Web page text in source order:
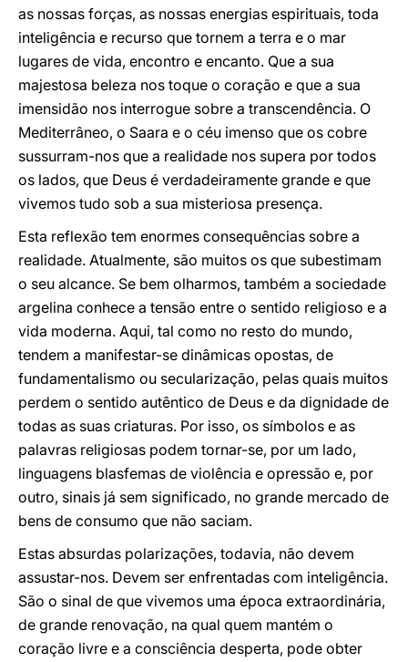
as nossas forças, as nossas energias espirituais, toda
inteligência e recurso que tornem a terra e o mar
lugares de vida, encontro e encanto. Que a sua
majestosa beleza nos toque o coração e que a sua
imensidão nos interrogue sobre a transcendência. O
Mediterrâneo, o Saara e o céu imenso que os cobre
sussurram-nos que a realidade nos supera por todos
os lados, que Deus é verdadeiramente grande e que
vivemos tudo sob a sua misteriosa presença.
Esta reflexão tem enormes consequências sobre a
realidade. Atualmente, são muitos os que subestimam
o seu alcance. Se bem olharmos, também a sociedade
argelina conhece a tensão entre o sentido religioso e a
vida moderna. Aqui, tal como no resto do mundo,
tendem a manifestar-se dinâmicas opostas, de
fundamentalismo ou secularização, pelas quais muitos
perdem o sentido autêntico de Deus e da dignidade de
todas as suas criaturas. Por isso, os símbolos e as
palavras religiosas podem tornar-se, por um lado,
linguagens blasfemas de violência e opressão e, por
outro, sinais já sem significado, no grande mercado de
bens de consumo que não saciam.
Estas absurdas polarizações, todavia, não devem
assustar-nos. Devem ser enfrentadas com inteligência.
São o sinal de que vivemos uma época extraordinária,
de grande renovação, na qual quem mantém o
coração livre e a consciência desperta, pode obter